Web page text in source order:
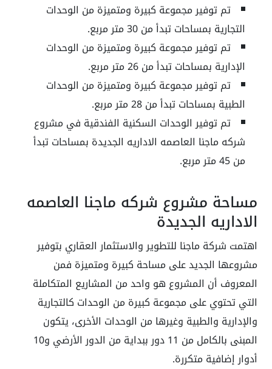
تم توفير مجموعة كبيرة ومتميزة من الوحدات
التجارية بمساحات تبدأ من 30 متر مربع.
تم توفير مجموعة كبيرة ومتميزة من الوحدات
الإدارية بمساحات تبدأ من 26 متر مربع.
تم توفير مجموعة كبيرة ومتميزة من الوحدات
الطبية بمساحات تبدأ من 28 متر مربع.
تم توفير الوحدات السكنية الفندقية في مشروع
شركه ماجنا العاصمه الاداريه الجديدة بمساحات تبدأ
من 45 متر مربع.
مساحة مشروع شركه ماجنا العاصمه
الاداريه الجديدة
اهتمت شركة ماجنا للتطوير والاستثمار العقاري بتوفير
مشروعها الجديد على مساحة كبيرة ومتميزة فمن
المعروف أن المشروع هو واحد من المشاريع المتكاملة
التي تحتوي على مجموعة كبيرة من الوحدات كالتجارية
والإدارية والطبية وغيرها من الوحدات الأخرى، يتكون
المبنى بالكامل من 11 دور ببداية من الدور الأرضي و10
أدوار إضافية متكررة.